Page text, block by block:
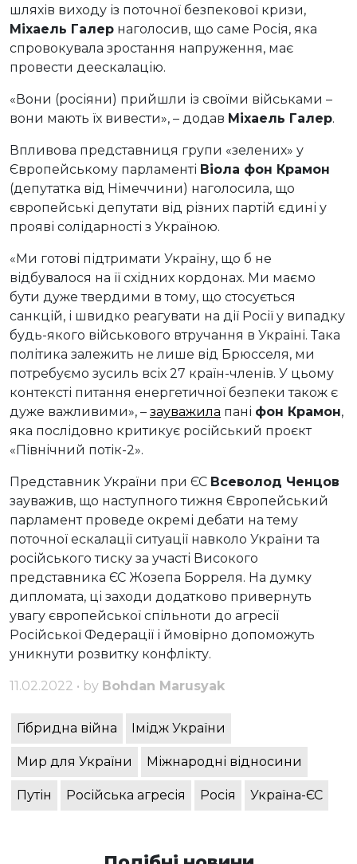
шляхів виходу із поточної безпекової кризи,
Міхаель Галер наголосив, що саме Росія, яка
спровокувала зростання напруження, має
провести деескалацію.
«Вони (росіяни) прийшли із своїми військами –
вони мають їх вивести», – додав Міхаель Галер.
Впливова представниця групи «зелених» у
Європейському парламенті Віола фон Крамон
(депутатка від Німеччини) наголосила, що
європейські депутати від різних партій єдині у
прояві солідарності з Україною.
«Ми готові підтримати Україну, що б не
відбувалося на її східних кордонах. Ми маємо
бути дуже твердими в тому, що стосується
санкцій, і швидко реагувати на дії Росії у випадку
будь-якого військового втручання в Україні. Така
політика залежить не лише від Брюсселя, ми
потребуємо зусиль всіх 27 країн-членів. У цьому
контексті питання енергетичної безпеки також є
дуже важливими», – зауважила пані фон Крамон,
яка послідовно критикує російський проєкт
«Північний потік-2».
Представник України при ЄС Всеволод Ченцов
зауважив, що наступного тижня Європейський
парламент проведе окремі дебати на тему
поточної ескалації ситуації навколо України та
російського тиску за участі Високого
представника ЄС Жозепа Борреля. На думку
дипломата, ці заходи додатково привернуть
увагу європейської спільноти до агресії
Російської Федерації і ймовірно допоможуть
уникнути розвитку конфлікту.
11.02.2022 • by Bohdan Marusyak
Гібридна війна Імідж України
Мир для України Міжнародні відносини
Путін Російська агресія Росія Україна-ЄС